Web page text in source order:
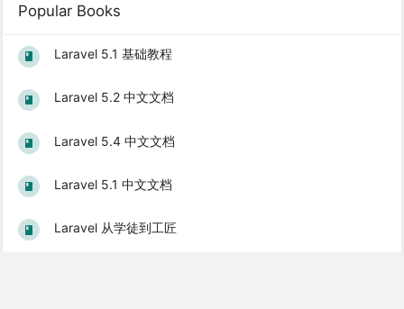
Popular Books
Laravel 5.1 基础教程
Laravel 5.2 中文文档
Laravel 5.4 中文文档
Laravel 5.1 中文文档
Laravel 从学徒到工匠